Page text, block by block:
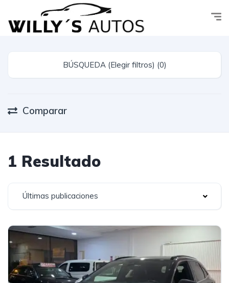
BÚSQUEDA (Elegir filtros) (0)
Comparar
1 Resultado
Últimas publicaciones